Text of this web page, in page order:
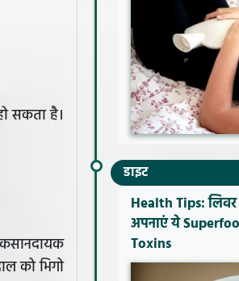
सकता है।
को भिगो
डाइट
Health Tips:
अपनाएं ये
Toxins